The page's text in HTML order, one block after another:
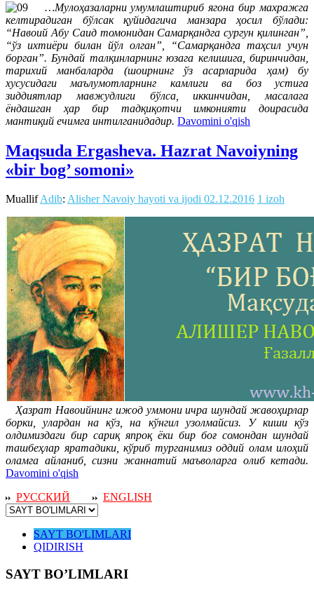
…Мулоҳазаларни умумлаштириб ягона бир махражга
келтирадиган бўлсак қуйидагича манзара ҳосил бўлади:
“Навоий Абу Саид томонидан Самарқандга сургун қилинган”,
“ўз ихтиёри билан йўл олган”, “Самарқандга таҳсил учун
борган”. Бундай талқинларнинг юзага келишига, биринчидан,
тарихий манбаларда (шоирнинг ўз асарларида ҳам) бу
хусусидаги маълумотларнинг камлиги ва боз устига
зиддиятлар мавжудлиги бўлса, иккинчидан, масалага
ёндашган ҳар бир тадқиқотчи имконияти доирасида
мантиқий ечимга интилганидадир. Davomini o'qish
Maqsuda Ergasheva. Hazrat Navoiyning
«bir bog’ somoni»
MuallifAdib: Alisher Navoiy hayoti va ijodi 02.12.2016 1 izoh
Ҳазрат Навоийнинг ижод уммони ичра шундай жавоҳирлар
борки, улардан на кўз, на кўнгил узолмайсиз. У киши кўз
олдимиздаги бир сариқ япроқ ёки бир боғ сомондан шундай
ташбеҳлар яратадики, кўриб турганимиз оддий олам илоҳий
оламга айланиб, сизни жаннатий маъволарга олиб кетади.
Davomini o'qish
РУССКИЙ
ENGLISH
SAYT BO'LIMLARI
QIDIRISH
SAYT BO’LIMLARI